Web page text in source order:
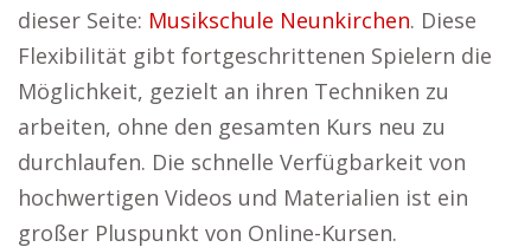
dieser Seite: Musikschule Neunkirchen. Diese
Flexibilität gibt fortgeschrittenen Spielern die
Möglichkeit, gezielt an ihren Techniken zu
arbeiten, ohne den gesamten Kurs neu zu
durchlaufen. Die schnelle Verfügbarkeit von
hochwertigen Videos und Materialien ist ein
großer Pluspunkt von Online-Kursen.